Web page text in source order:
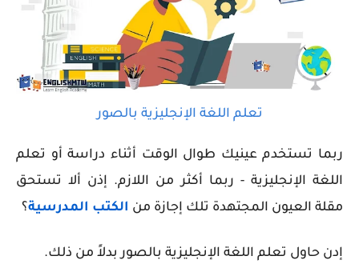
تعلم اللغة الإنجليزية بالصور
ربما تستخدم عينيك طوال الوقت أثناء دراسة أو تعلم
اللغة الإنجليزية - ربما أكثر من اللازم. إذن ألا تستحق
مقلة العيون المجتهدة تلك إجازة من الكتب المدرسية؟
إدن حاول تعلم اللغة الإنجليزية بالصور بدلاً من ذلك.